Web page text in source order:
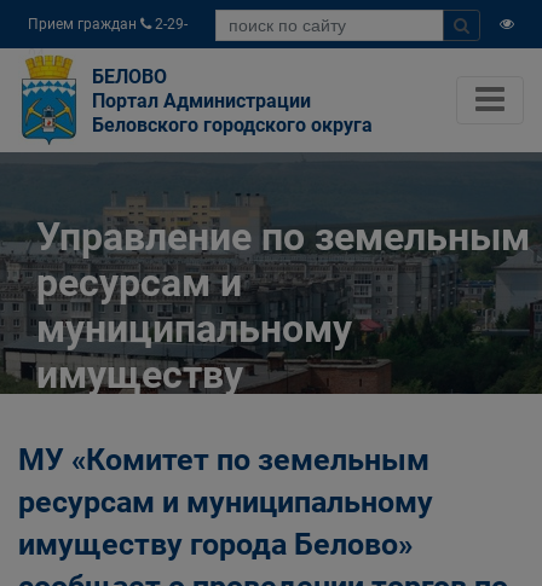
Прием граждан
2-29-
04
БЕЛОВО
Портал Администрации
Беловского городского округа
Управление по земельным
ресурсам и
муниципальному
имуществу
Беловского городского
округа
Главная
МУ «Комитет по земельным
ресурсам и муниципальному
имуществу города Белово»